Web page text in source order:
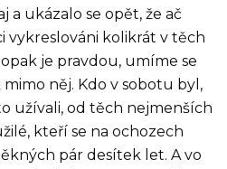
a ukázalo se opět, že ač
vykreslováni kolikrát v těch
je pravdou, umíme se
něj. Kdo v sobotu byl,
užívali, od těch nejmenších
kteří se na ochozech
pár desítek let. A vo